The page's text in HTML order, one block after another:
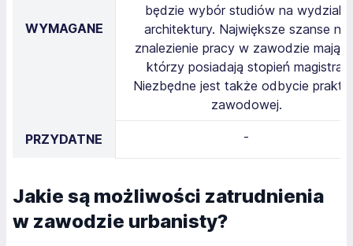
WYMAGANE
będzie wybór studiów na wydziale
architektury. Największe szanse na
znalezienie pracy w zawodzie mają
którzy posiadają stopień magistra.
Niezbędne jest także odbycie
zawodowej.
PRZYDATNE -
Jakie są możliwości zatrudnienia
w zawodzie urbanisty?